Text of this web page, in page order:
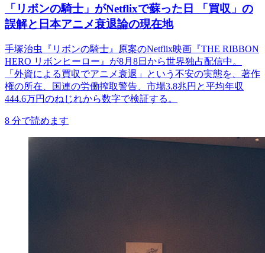
「リボンの騎士」がNetflixで蘇った日 「買収」の
誤解と日本アニメ衰退論の現在地
手塚治虫『リボンの騎士』原案のNetflix映画『THE RIBBON
HERO リボンヒーロー』が8月8日から世界独占配信中。
「外資による買収でアニメ衰退」という不安の実態を、著作
権の所在、国連の労働搾取警告、市場3.8兆円と平均年収
444.6万円のねじれから数字で検証する。
8 分で読めます